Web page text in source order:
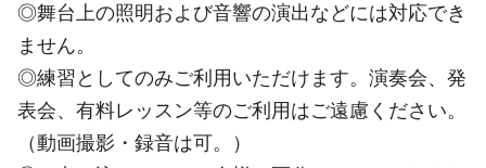
◎舞台上の照明および音響の演出などには対応でき
ません。
◎練習としてのみご利用いただけます。演奏会、発
表会、有料レッスン等のご利用はご遠慮ください。
（動画撮影・録音は可。）